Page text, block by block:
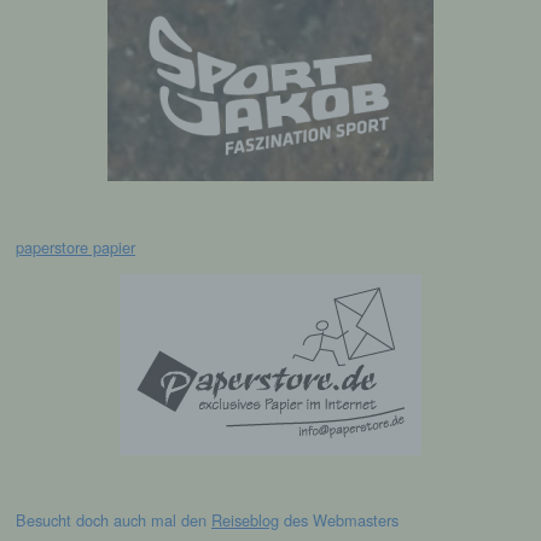
paperstore papier
Besucht doch auch mal den Reiseblog des Webmasters
Empfänger ist eine natürliche oder juristische
Person, Behörde, Einrichtung oder andere
Stelle, der personenbezogene Daten
offengelegt werden, unabhängig davon, ob
es sich bei ihr um einen Dritten handelt oder
nicht. Behörden, die im Rahmen eines
jedoch nicht als Empfänger.
Dritter ist eine natürliche oder juristische
Person, Behörde, Einrichtung oder andere
Stelle außer der betroffenen Person, dem
Verantwortlichen oder des